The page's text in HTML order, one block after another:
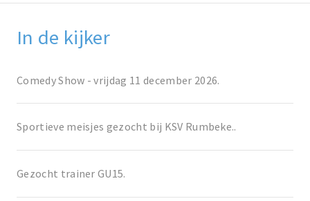
In de kijker
Comedy Show - vrijdag 11 december 2026.
Sportieve meisjes gezocht bij KSV Rumbeke..
Gezocht trainer GU15.